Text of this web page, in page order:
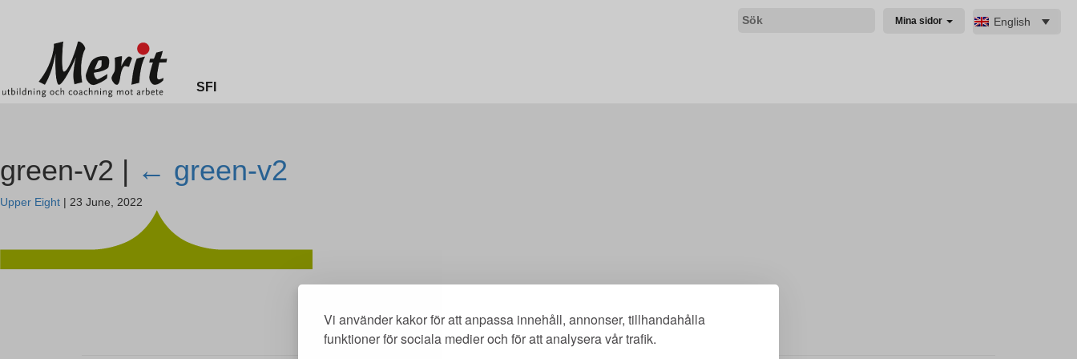
Vi använder kakor för att anpassa innehåll, annonser, tillhandahålla
funktioner för sociala medier och för att analysera vår trafik.
Mina sidor English
SFI
green-v2 | ← green-v2
Upper Eight | 23 June, 2022